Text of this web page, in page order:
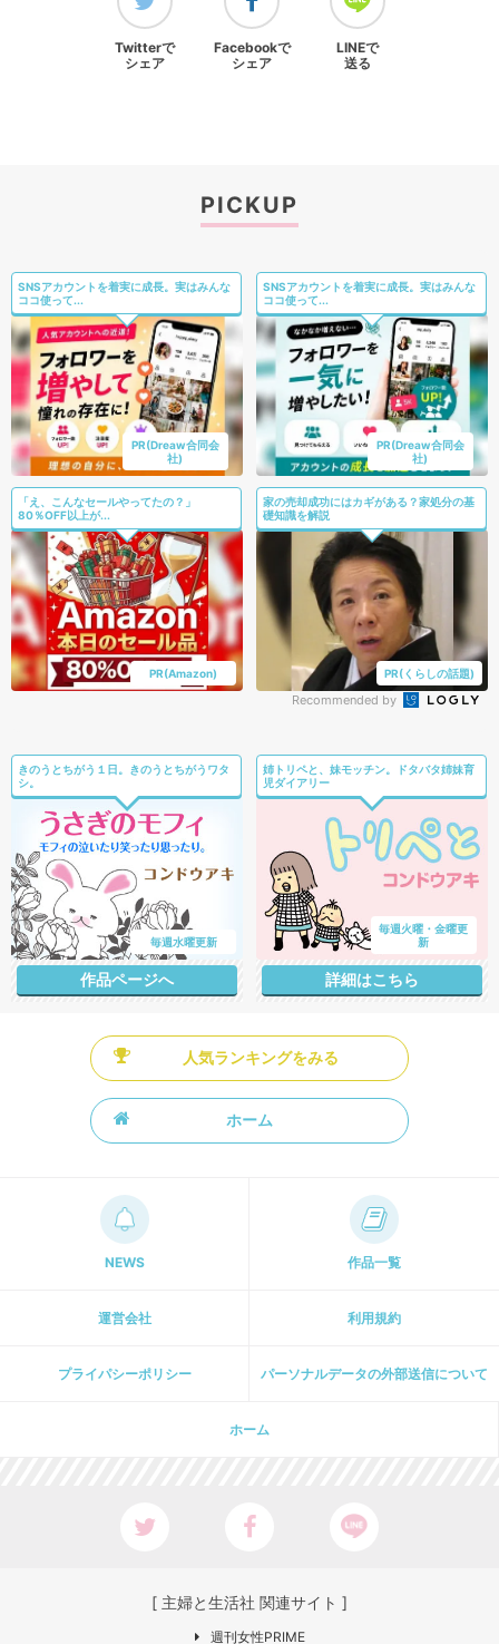
Twitterで
シェア
Facebookで
シェア
LINEで
送る
PICKUP
SNSアカウントを着実に成長。実はみんな
ココ使って...
PR(Dreaw合同会
社)
SNSアカウントを着実に成長。実はみんな
ココ使って...
PR(Dreaw合同会
社)
「え、こんなセールやってたの？」
80％OFF以上が...
PR(Amazon)
家の売却成功にはカギがある？家処分の基
礎知識を解説
PR(くらしの話題)
Recommended by
きのうとちがう１日。きのうとちがうワタ
シ。
毎週水曜更新
作品ページへ
姉トリペと、妹モッチン。ドタバタ姉妹育
児ダイアリー
毎週火曜・金曜更
新
詳細はこちら
人気ランキングをみる
ホーム
NEWS 作品一覧
運営会社 利用規約
プライパシーポリシー パーソナルデータの外部送信について
ホーム
[ 主婦と生活社 関連サイト ]
週刊女性PRIME